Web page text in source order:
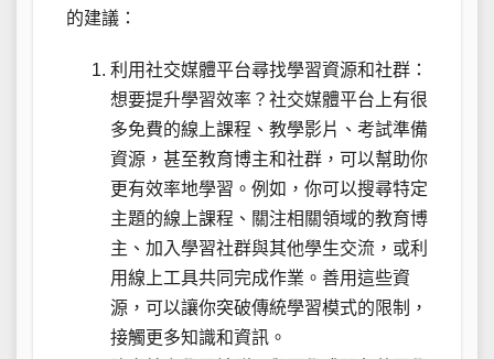
的建議：
利用社交媒體平台尋找學習資源和社群：
想要提升學習效率？社交媒體平台上有很
多免費的線上課程、教學影片、考試準備
資源，甚至教育博主和社群，可以幫助你
更有效率地學習。例如，你可以搜尋特定
主題的線上課程、關注相關領域的教育博
主、加入學習社群與其他學生交流，或利
用線上工具共同完成作業。善用這些資
源，可以讓你突破傳統學習模式的限制，
接觸更多知識和資訊。